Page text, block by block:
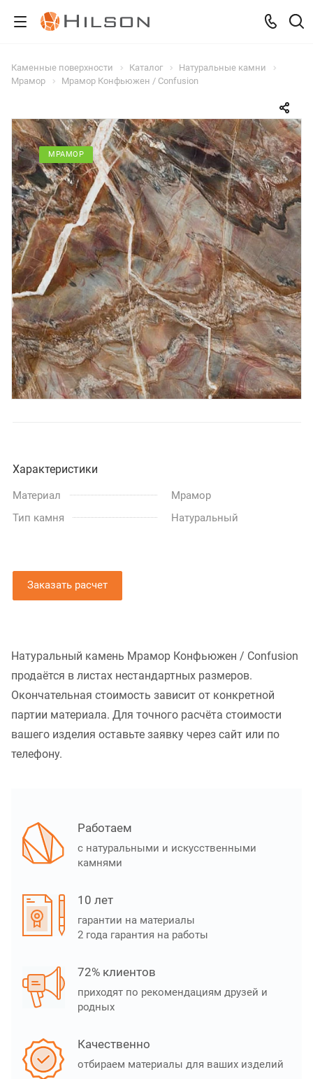
Каменные поверхности Каталог
Натуральные камни
Мрамор
Мрамор Конфьюжен / Confusion
МРАМОР
Характеристики
Материал
Мрамор
Тип камня
Натуральный
Заказать расчет
Натуральный камень Мрамор Конфьюжен / Confusion
продаётся в листах нестандартных размеров.
Окончательная стоимость зависит от конкретной
партии материала. Для точного расчёта стоимости
вашего изделия оставьте заявку через сайт или по
телефону.
Работаем
с натуральными и искусственными
камнями
10 лет
гарантии на материалы
2 года гарантия на работы
72% клиентов
приходят по рекомендациям друзей и
родных
Качественно
отбираем материалы для ваших изделий